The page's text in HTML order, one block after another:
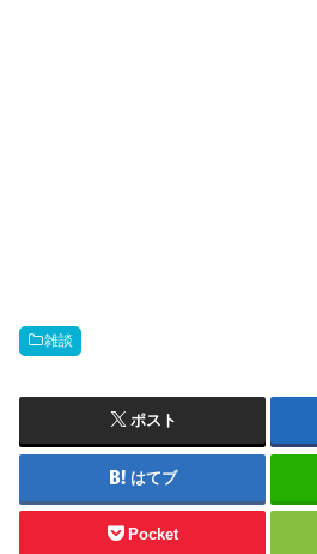
雑談
ポスト
はてブ
Pocket